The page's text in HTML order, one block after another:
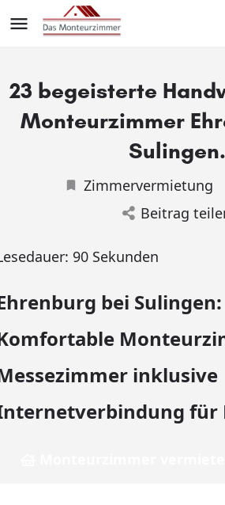
23 begeisterte
Monteurzimmer
Sulingen.
Zimmervermietung
Beitrag
90 Sekunden
bei Sulingen:
inklusive
für